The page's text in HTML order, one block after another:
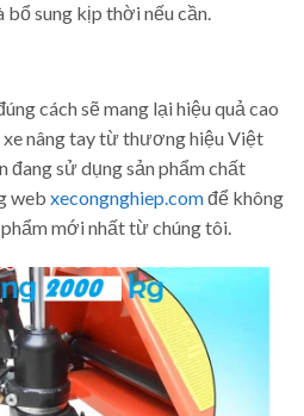
bổ sung kịp thời nếu cần.
cách sẽ mang lại hiệu quả cao
nâng tay từ thương hiệu Việt
đang sử dụng sản phẩm chất
web xecongnghiep.comđể không
mới nhất từ chúng tôi.